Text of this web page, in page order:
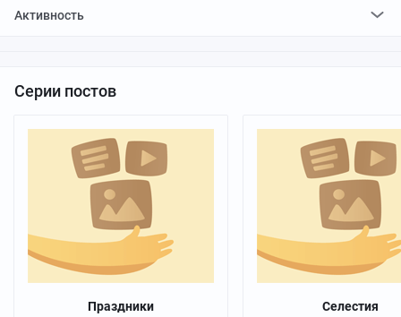
Активность
Серии постов
Праздники
Селестия